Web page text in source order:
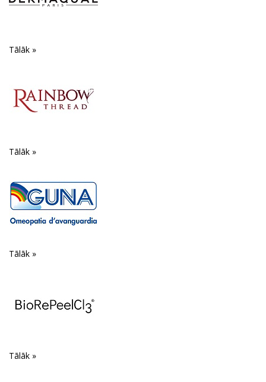
Tālāk »
Tālāk »
Tālāk »
Tālāk »